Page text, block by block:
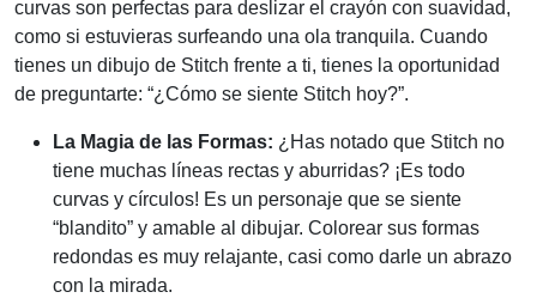
curvas son perfectas para deslizar el crayón con suavidad,
como si estuvieras surfeando una ola tranquila. Cuando
tienes un dibujo de Stitch frente a ti, tienes la oportunidad
de preguntarte: “¿Cómo se siente Stitch hoy?”.
La Magia de las Formas: ¿Has notado que Stitch no
tiene muchas líneas rectas y aburridas? ¡Es todo
curvas y círculos! Es un personaje que se siente
“blandito” y amable al dibujar. Colorear sus formas
redondas es muy relajante, casi como darle un abrazo
con la mirada.